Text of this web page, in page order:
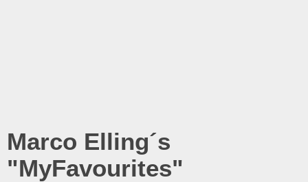
Marco Elling´s
"MyFavourites"